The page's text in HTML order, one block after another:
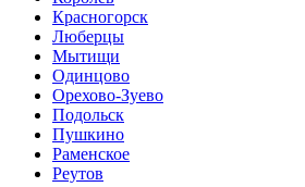
Красногорск
Люберцы
Мытищи
Одинцово
Орехово-Зуево
Подольск
Пушкино
Раменское
Реутов